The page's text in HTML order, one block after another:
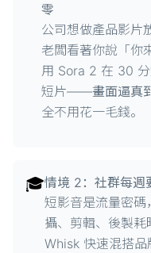
零
公司想做產品影片
老闆看著你說「你
用 Sora 2 在 30
短片——畫面逼真
全不用花一毛錢。
🎓情境 2：社群每週
短影音是流量密碼
攝、剪輯、後製
Whisk 快速混搭